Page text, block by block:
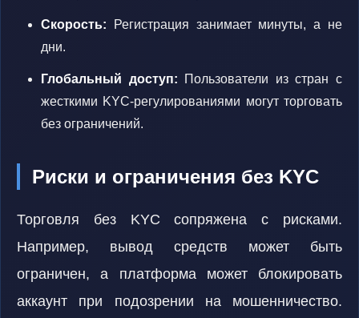
Скорость: Регистрация занимает минуты, а не
дни.
Глобальный доступ: Пользователи из стран с
жесткими KYC-регулированиями могут торговать
без ограничений.
Риски и ограничения без KYC
Торговля без KYC сопряжена с рисками.
Например, вывод средств может быть
ограничен, а платформа может блокировать
аккаунт при подозрении на мошенничество.